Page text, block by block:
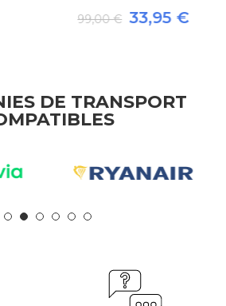
99,00 € 33,95 €
DE TRANSPORT